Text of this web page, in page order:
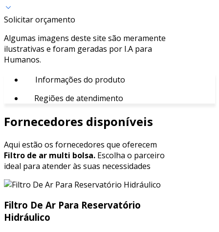
Solicitar orçamento
Algumas imagens deste site são meramente
ilustrativas e foram geradas por I.A para
Humanos.
Informações do produto
Regiões de atendimento
Fornecedores disponíveis
Aqui estão os fornecedores que oferecem
Filtro de ar multi bolsa. Escolha o parceiro
ideal para atender às suas necessidades
Filtro De Ar Para Reservatório
Hidráulico